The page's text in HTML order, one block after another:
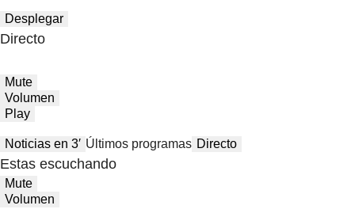
Desplegar
Directo
Mute
Volumen
Play
Noticias en 3′ Últimos programas Directo
Estas escuchando
Mute
Volumen